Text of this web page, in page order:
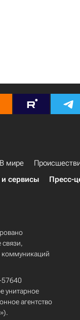
В мире
сервисы Пресс-
унитарное
агентство